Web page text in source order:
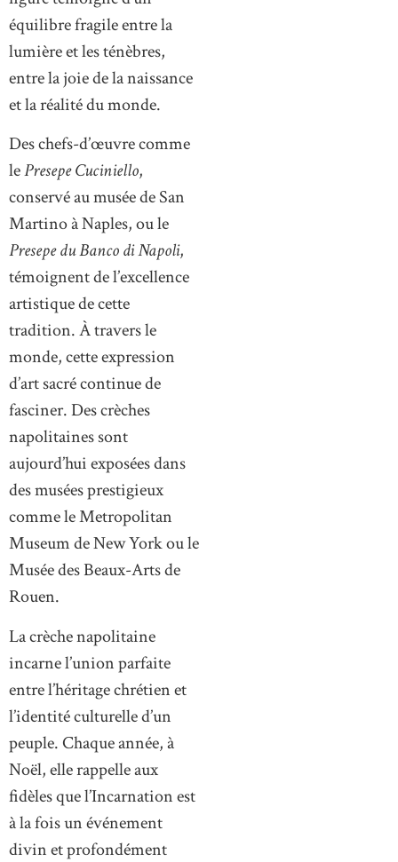
équilibre fragile entre la
lumière et les ténèbres,
entre la joie de la naissance
et la réalité du monde.
Des chefs-d’œuvre comme
lePresepe Cuciniello,
conservé au musée de San
Martino à Naples, ou le
Presepe du Banco di Napoli,
témoignent de l’excellence
artistique de cette
tradition. À travers le
monde, cette expression
d’art sacré continue de
fasciner. Des crèches
napolitaines sont
aujourd’hui exposées dans
des musées prestigieux
comme le Metropolitan
Museum de New York ou le
Musée des Beaux-Arts de
Rouen.
La crèche napolitaine
incarne l’union parfaite
entre l’héritage chrétien et
l’identité culturelle d’un
peuple. Chaque année, à
Noël, elle rappelle aux
fidèles que l’Incarnation est
à la fois un événement
divin et profondément